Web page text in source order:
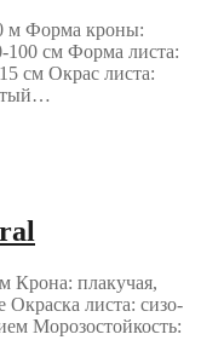
м Форма кроны:
100 см Форма листа:
см Окрас листа:
Крона: плакучая,
Окраска листа: сизо-
Морозостойкость: